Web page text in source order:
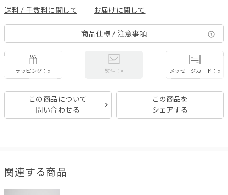
送料 / 手数料に関して お届けに関して
商品仕様 / 注意事項
ラッピング：○ 熨斗：× メッセージカード：○
この商品について
問い合わせる
この商品を
シェアする
関連する商品